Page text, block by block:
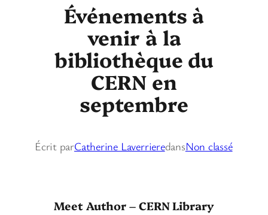
Événements à
venir à la
bibliothèque du
CERN en
septembre
Écrit parCatherine LaverrieredansNon classé
Meet Author – CERN Library